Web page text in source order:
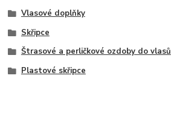
Vlasové doplňky
Skřipce
Štrasové a perličkové ozdoby do vlasů
Plastové skřipce